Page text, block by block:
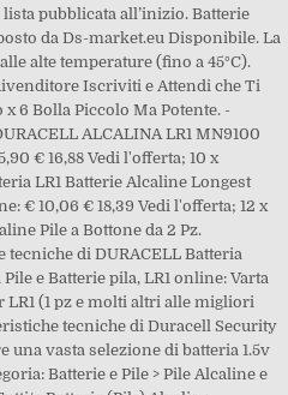
pubblicata all’inizio. Batterie
da Ds-market.eu Disponibile. La
alte temperature (fino a 45°C).
Iscriviti e Attendi che Ti
6 Bolla Piccolo Ma Potente. -
ALCALINA LR1 MN9100
€ 16,88 Vedi l'offerta; 10 x
LR1 Batterie Alcaline Longest
€ 10,06 € 18,39 Vedi l'offerta; 12 x
Pile a Bottone da 2 Pz.
di DURACELL Batteria
e Batterie pila, LR1 online: Varta
LR1 (1 pz e molti altri alle migliori
tecniche di Duracell Security
una vasta selezione di batteria 1.5v
Batterie e Pile > Pile Alcaline e